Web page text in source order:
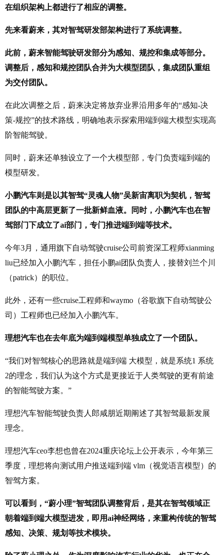
在组织架构上都进行了相应的调整。
先来看蔚来，其对智驾研发部架构进行了系统调整。
此前，蔚来智能驾驶研发部分为感知、规控和集成等部分。
调整后，感知和规控团队合并为大模型团队，集成团队重组
为交付团队。
在此次调整之后，蔚来决定将放弃业界沿用多年的“感知-决
策-规控”的技术路线，明确地表示探索用端到端大模型实现高
阶智能驾驶。
同时，蔚来还单独设立了一个大模型部，专门负责端到端的
模型研发。
小鹏汽车则是以其智驾“灵魂人物”吴新宙离职为契机，智驾
团队的中高层更新了一批新鲜血液。
同时，小鹏汽车也在智
驾部门下成立了ai部门，专门推进端到端等技术。
今年3月，通用旗下自动驾驶cruise公司前资深工程师xianming
liu已经加入小鹏汽车，担任小鹏ai团队负责人，接替刘兰个川
（patrick）的职位。
此外，还有一些cruise工程师和waymo（谷歌旗下自动驾驶公
司）工程师也已经加入小鹏汽车。
理想汽车也在去年底为端到端模型单独成立了一个团队。
“我们对智驾核心的思路就是端到端 大模型，就是系统1 系统
2的理念，我们认为这个方式是更接近于人类驾驶的更有前途
的智能驾驶方案。”
理想汽车智能驾驶负责人郎咸朋近期阐述了其智驾最新发展
理念。
理想汽车ceo李想也曾在2024重庆论坛上公开表示，今年第三
季度，理想将向测试用户推送端到端 vlm（视觉语言模型）的
智驾方案。
可以看到，“蔚小理”智驾团队调整背后，是其在智驾领域正
朝着端到端大模型进发，即用ai神经网络，来重构传统的智驾
感知、决策、规划等技术模块。